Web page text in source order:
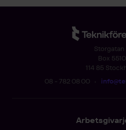
Storgatan
Box 5510
114 85
08 - 782 08 00 •